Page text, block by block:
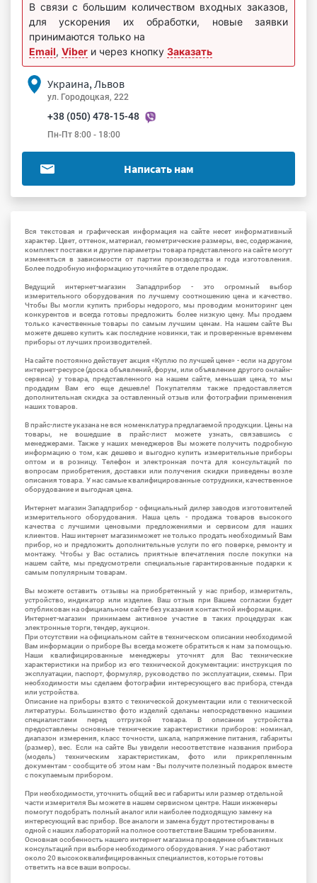
В связи с большим количеством входных заказов,
для ускорения их обработки, новые заявки
принимаются только на
Email, Viber и через кнопку Заказать
Украина, Львов
ул. Городоцкая, 222
+38 (050) 478-15-48
Пн-Пт 8:00 - 18:00
Написать нам
Вся текстовая и графическая информация на сайте несет информативный
характер. Цвет, оттенок, материал, геометрические размеры, вес, содержание,
комплект поставки и другие параметры товара представленого на сайте могут
изменяться в зависимости от партии производства и года изготовления.
Более подробную информацию уточняйте в отделе продаж.
Ведущий интернет-магазин Западприбор - это огромный выбор
измерительного оборудования по лучшему соотношению цена и качество.
Чтобы Вы могли купить приборы недорого, мы проводим мониторинг цен
конкурентов и всегда готовы предложить более низкую цену. Мы продаем
только качественные товары по самым лучшим ценам. На нашем сайте Вы
можете дешево купить как последние новинки, так и проверенные временем
приборы от лучших производителей.
На сайте постоянно действует акция «Куплю по лучшей цене» - если на другом
интернет-ресурсе (доска объявлений, форум, или объявление другого онлайн-
сервиса) у товара, представленного на нашем сайте, меньшая цена, то мы
продадим Вам его еще дешевле! Покупателям также предоставляется
дополнительная скидка за оставленный отзыв или фотографии применения
наших товаров.
В прайс-листе указана не вся номенклатура предлагаемой продукции. Цены на
товары, не вошедшие в прайс-лист можете узнать, связавшись с
менеджерами. Также у наших менеджеров Вы можете получить подробную
информацию о том, как дешево и выгодно купить измерительные приборы
оптом и в розницу. Телефон и электронная почта для консультаций по
вопросам приобретения, доставки или получения скидки приведены возле
описания товара. У нас самые квалифицированные сотрудники, качественное
оборудование и выгодная цена.
Интернет магазин Западприбор - официальный дилер заводов изготовителей
измерительного оборудования. Наша цель - продажа товаров высокого
качества с лучшими ценовыми предложениями и сервисом для наших
клиентов. Наш интернет магазинможет не только продать необходимый Вам
прибор, но и предложить дополнительные услуги по его поверке, ремонту и
монтажу. Чтобы у Вас остались приятные впечатления после покупки на
нашем сайте, мы предусмотрели специальные гарантированные подарки к
самым популярным товарам.
Вы можете оставить отзывы на приобретенный у нас прибор, измеритель,
устройство, индикатор или изделие. Ваш отзыв при Вашем согласии будет
опубликован на официальном сайте без указания контактной информации.
Интернет-магазин принимаем активное участие в таких процедурах как
электронные торги, тендер, аукцион.
При отсутствии на официальном сайте в техническом описании необходимой
Вам информации о приборе Вы всегда можете обратиться к нам за помощью.
Наши квалифицированные менеджеры уточнят для Вас технические
характеристики на прибор из его технической документации: инструкция по
эксплуатации, паспорт, формуляр, руководство по эксплуатации, схемы. При
необходимости мы сделаем фотографии интересующего вас прибора, стенда
или устройства.
Описание на приборы взято с технической документации или с технической
литературы. Большинство фото изделий сделаны непосредственно нашими
специалистами перед отгрузкой товара. В описании устройства
предоставлены основные технические характеристики приборов: номинал,
диапазон измерения, класс точности, шкала, напряжение питания, габариты
(размер), вес. Если на сайте Вы увидели несоответствие названия прибора
(модель) техническим характеристикам, фото или прикрепленным
документам - сообщите об этом нам - Вы получите полезный подарок вместе
с покупаемым прибором.
При необходимости, уточнить общий вес и габариты или размер отдельной
части измерителя Вы можете в нашем сервисном центре. Наши инженеры
помогут подобрать полный аналог или наиболее подходящую замену на
интересующий вас прибор. Все аналоги и замена будут протестированы в
одной с наших лабораторий на полное соответствие Вашим требованиям.
Основная особенность нашего интернет магазина проведение объективных
консультаций при выборе необходимого оборудования. У нас работают
около 20 высококвалифицированных специалистов, которые готовы
ответить на все ваши вопросы.